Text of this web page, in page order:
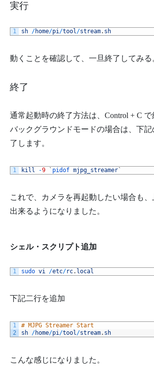
実行
1 sh /home/pi/tool/stream. sh
動くことを確認して、一旦終了してみる
終了
通常起動時の終了方法は、Control + C で
バックグラウンドモードの場合は、下
了します。
1 kill -9 ` pidof mjpg_streamer `
これで、カメラを再起動したい場合も
出来るようになりました。
シェル・スクリプト追加
1 sudo vi /etc/rc. local
下記二行を追加
1
2
# MJPG Streamer Start
sh /home/pi/tool/stream. sh
こんな感じになりました。